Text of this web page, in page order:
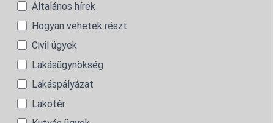
Általános hírek
Hogyan vehetek részt
Civil ügyek
Lakásügynökség
Lakáspályázat
Lakótér